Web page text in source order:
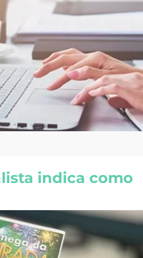
indica como